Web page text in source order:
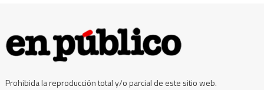
Prohibida la reproducción total y/o parcial de este sitio web.